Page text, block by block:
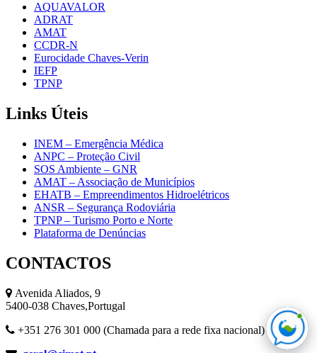
AQUAVALOR
ADRAT
AMAT
CCDR-N
Eurocidade Chaves-Verin
IEFP
TPNP
Links Úteis
INEM – Emergência Médica
ANPC – Proteção Civil
SOS Ambiente – GNR
AMAT – Associação de Municípios
EHATB – Empreendimentos Hidroelétricos
ANSR – Segurança Rodoviária
TPNP – Turismo Porto e Norte
Plataforma de Denúncias
CONTACTOS
Avenida Aliados, 9
5400-038 Chaves,Portugal
+351 276 301 000 (Chamada para a rede fixa nacional)